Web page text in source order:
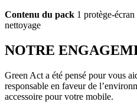
Contenu du pack 1 protège-
nettoyage
NOTRE
Green Act a été pensé pour vous
responsable en faveur de
accessoire pour votre mobile.